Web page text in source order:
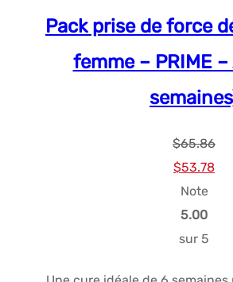
Pack prise de force
femme – PRIME
$65.86
Le
prix
initial
était :
$53.78Le
Note
5.00
sur 5